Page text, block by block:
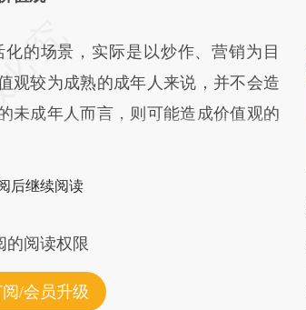
的场景，实际是以炒作、营销为目
观较为成熟的成年人来说，并不会造
未成年人而言，则可能造成价值观的
后继续阅读
阅读权限
/会员升级